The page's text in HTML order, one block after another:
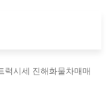
럭시세 진해화물차매매